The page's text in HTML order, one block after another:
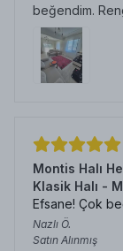
beğendim.
Montis Halı
Klasik Halı -
Efsane! Çok
Nazlı Ö.
Satın Alınmış